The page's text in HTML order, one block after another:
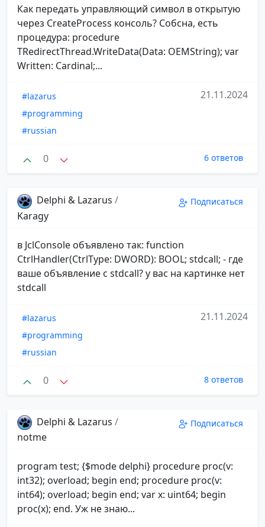
Как передать управляющий символ в открытую
через CreateProcess консоль? Собсна, есть
процедура: procedure
TRedirectThread.WriteData(Data: OEMString); var
Written: Cardinal;...
#lazarus
#programming
#russian
21.11.2024
0 6 ответов
Delphi & Lazarus /
Karagy
Подписаться
в JclConsole объявлено так: function
CtrlHandler(CtrlType: DWORD): BOOL; stdcall; - где
ваше объявление с stdcall? у вас на картинке нет
stdcall
#lazarus
#programming
#russian
21.11.2024
0 8 ответов
Delphi & Lazarus /
notme
Подписаться
program test; {$mode delphi} procedure proc(v:
int32); overload; begin end; procedure proc(v:
int64); overload; begin end; var x: uint64; begin
proc(x); end. Уж не знаю...